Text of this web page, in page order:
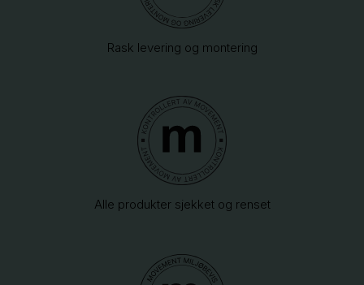
Rask levering og montering
Alle produkter sjekket og renset